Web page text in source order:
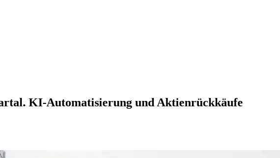
KI-Automatisierung und Aktienrückkäufe